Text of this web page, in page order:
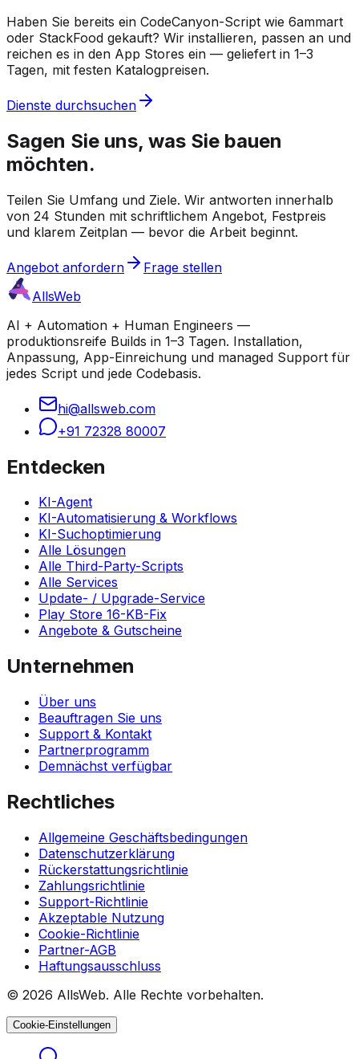
Haben Sie bereits ein CodeCanyon-Script wie 6ammart
oder StackFood gekauft? Wir installieren, passen an und
reichen es in den App Stores ein — geliefert in 1–3
Tagen, mit festen Katalogpreisen.
Dienste durchsuchen
Sagen Sie uns, was Sie bauen
möchten.
Teilen Sie Umfang und Ziele. Wir antworten innerhalb
von 24 Stunden mit schriftlichem Angebot, Festpreis
und klarem Zeitplan — bevor die Arbeit beginnt.
Angebot anfordern
Frage stellen
AllsWeb
AI + Automation + Human Engineers —
produktionsreife Builds in 1–3 Tagen. Installation,
Anpassung, App-Einreichung und managed Support für
jedes Script und jede Codebasis.
hi@allsweb.com
+91 72328 80007
Entdecken
KI-Agent
KI-Automatisierung & Workflows
KI-Suchoptimierung
Alle Lösungen
Alle Third-Party-Scripts
Alle Services
Update- / Upgrade-Service
Play Store 16-KB-Fix
Angebote & Gutscheine
Unternehmen
Über uns
Beauftragen Sie uns
Support & Kontakt
Partnerprogramm
Demnächst verfügbar
Rechtliches
Allgemeine Geschäftsbedingungen
Datenschutzerklärung
Rückerstattungsrichtlinie
Zahlungsrichtlinie
Support-Richtlinie
Akzeptable Nutzung
Cookie-Richtlinie
Partner-AGB
Haftungsausschluss
© 2026 AllsWeb. Alle Rechte vorbehalten.
Cookie-Einstellungen